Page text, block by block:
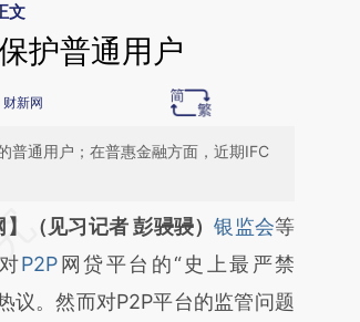
文
护普通用户
财新网
普通用户；在普惠金融方面，近期IFC
开头增加这段话：本文由第三方
财新文章
Aa1gsrHD]
】（见习记者 彭骎骎）银监会等
P2P 网贷平台的“史上最严禁
议。然而对P2P平台的监管问题